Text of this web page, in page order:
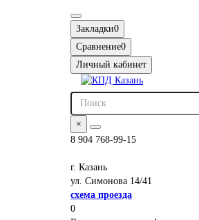
Закладки0
Сравнение0
Личный кабинет
×
8 904 768-99-15
г. Казань
ул. Симонова 14/41
схема проезда
0